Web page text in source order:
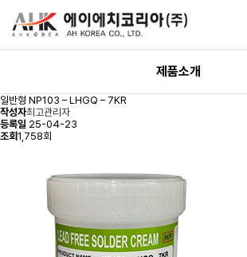
제품소개
일반형 NP103 – LHGQ – 7KR
작성자최고관리자
등록일 25-04-23
조회1,758회